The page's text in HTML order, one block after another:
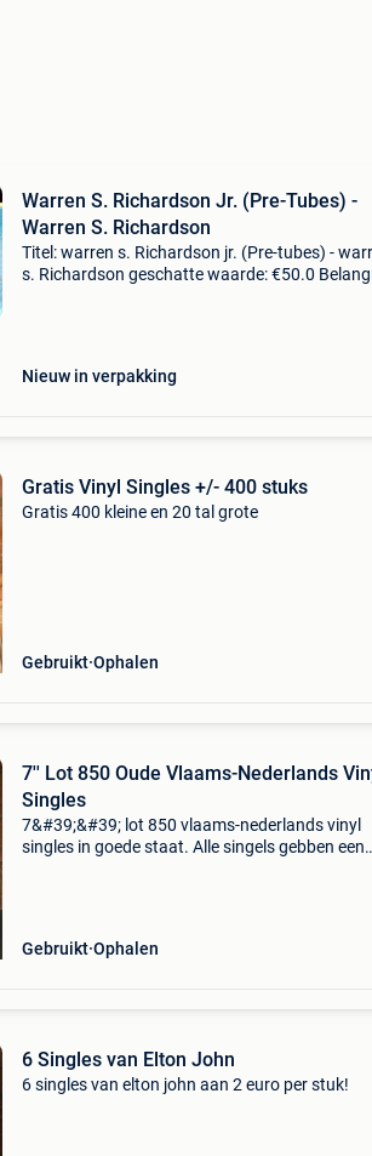
Warren S. Richardson Jr. (Pre-Tubes) -
Warren S. Richardson
Titel: warren s. Richardson jr. (Pre-tubes) -
s. Richardson geschatte waarde: €50.0
Nieuw in verpakking
Gratis Vinyl Singles +/- 400 stuks
Gratis 400 kleine en 20 tal grote
Gebruikt Ophalen
7'' Lot 850 Oude Vlaams-Nederlands
Singles
7&#39;&#39; lot 850 vlaams-nederlands vinyl
singles in goede staat. Alle singels gebben een
Gebruikt Ophalen
6 Singles van Elton John
6 singles van elton john aan 2 euro per stuk!